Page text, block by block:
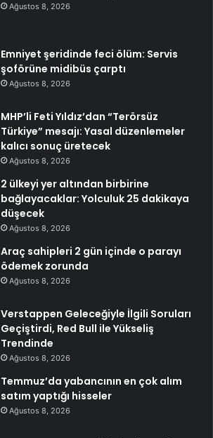
Ağustos 8, 2026
Emniyet şeridinde feci ölüm: Servis
şoförüne midibüs çarptı
Ağustos 8, 2026
MHP’li Feti Yıldız’dan “Terörsüz
Türkiye” mesajı: Yasal düzenlemeler
kalıcı sonuç üretecek
Ağustos 8, 2026
2 ülkeyi yer altından birbirine
bağlayacaklar: Yolculuk 25 dakikaya
düşecek
Ağustos 8, 2026
Araç sahipleri 2 gün içinde o parayı
ödemek zorunda
Ağustos 8, 2026
Verstappen Geleceğiyle İlgili Soruları
Geçiştirdi, Red Bull ile Yükseliş
Trendinde
Ağustos 8, 2026
Temmuz’da yabancının en çok alım
satım yaptığı hisseler
Ağustos 8, 2026